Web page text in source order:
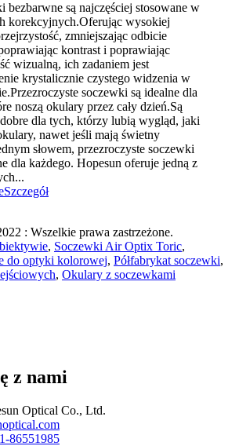
bezbarwne są najczęściej stosowane w
korekcyjnych.Oferując wysokiej
zmniejszając odbicie
kontrast i poprawiając
wizualną, ich zadaniem jest
krystalicznie czystego widzenia w
soczewki są idealne dla
noszą okulary przez cały dzień.Są
dla tych, którzy lubią wygląd, jaki
nawet jeśli mają świetny
słowem, przezroczyste soczewki
dla każdego. Hopesun oferuje jedną z
Szczegół
: Wszelkie prawa zastrzeżone.
, Soczewki Air Optix Toric,
do optyki kolorowej, Półfabrykat soczewki,
, Okulary z soczewkami
z nami
Optical Co., Ltd.
86551985